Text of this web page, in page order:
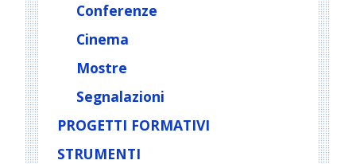
Conferenze
Cinema
Mostre
Segnalazioni
PROGETTI FORMATIVI
STRUMENTI